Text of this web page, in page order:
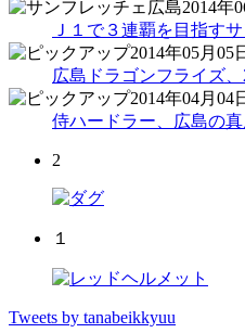
2014年
Ｊ１で３連覇を目指す
2014年05月05
広島ドラゴンフライズ
2014年04月04
侍ハードラー、広島の
2
１
Tweets by tanabeikkyuu